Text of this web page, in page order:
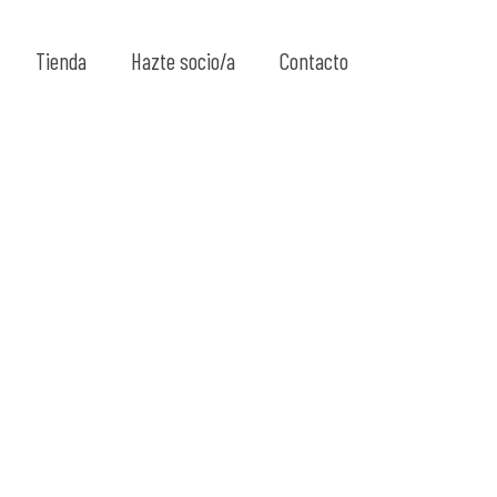
Tienda Hazte socio/a Contacto